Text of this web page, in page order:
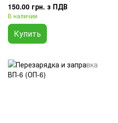
150.00 грн. з ПДВ
В наличии
Купить